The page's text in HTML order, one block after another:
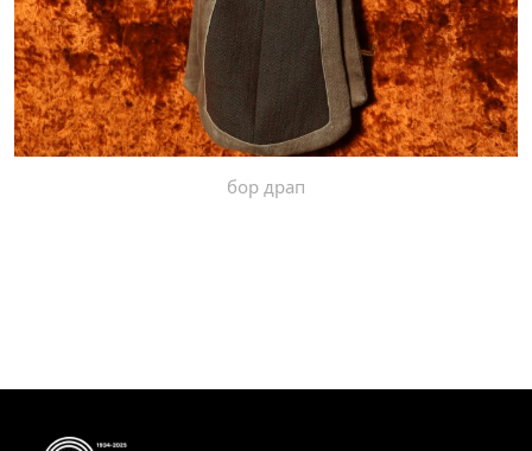
бор драп